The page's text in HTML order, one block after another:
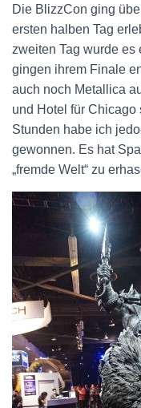
Die BlizzCon ging
ersten halben Tag
zweiten Tag wurde es
gingen ihrem Finale
auch noch Metallica
und Hotel für Chicago
Stunden habe ich
gewonnen. Es hat
„fremde Welt“ zu